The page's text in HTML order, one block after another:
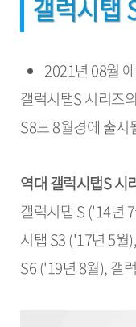
갤럭시탭
2021년 08월
갤럭시탭S 시리즈
S8도 8월경에 출시
역대 갤럭시탭S 시
갤럭시탭 S ('14년
시탭 S3 ('17년 5월
S6 ('19년 8월), 갤